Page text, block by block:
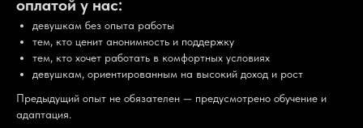
оплатой у нас:
девушкам без опыта работы
тем, кто ценит анонимность и поддержку
тем, кто хочет работать в комфортных условиях
девушкам, ориентированным на высокий доход и рост
Предыдущий опыт не обязателен — предусмотрено обучение и
адаптация.